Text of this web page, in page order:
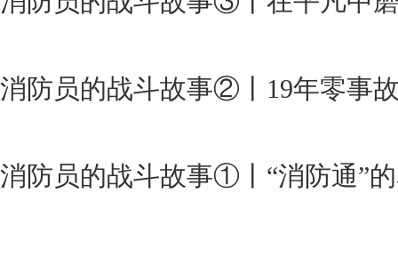
消防员的战斗故事②丨19年零事
消防员的战斗故事①丨“消防通”